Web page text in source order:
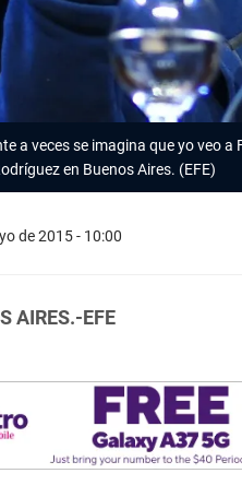
a veces se imagina que yo veo
en Buenos Aires. (EFE)
de 2015 - 10:00
AIRES.-EFE